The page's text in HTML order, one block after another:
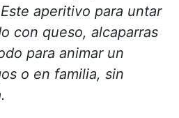
aperitivo para untar
con queso, alcaparras
para animar un
o en familia, sin